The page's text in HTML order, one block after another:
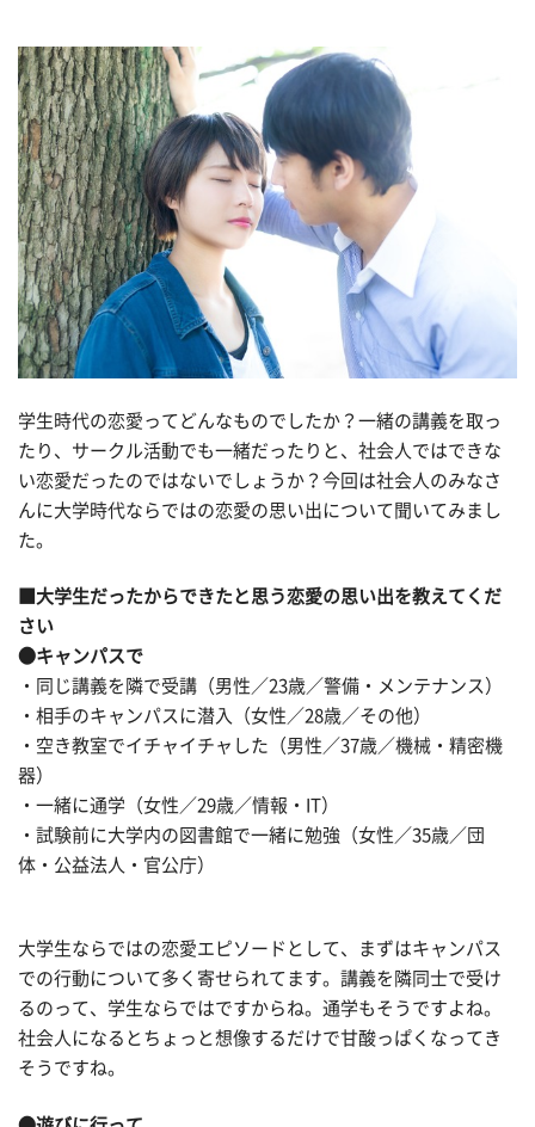
学生時代の恋愛ってどんなものでしたか？一緒の講義を取っ
たり、サークル活動でも一緒だったりと、社会人ではできな
い恋愛だったのではないでしょうか？今回は社会人のみなさ
んに大学時代ならではの恋愛の思い出について聞いてみまし
た。
■大学生だったからできたと思う恋愛の思い出を教えてくだ
さい
●キャンパスで
・同じ講義を隣で受講（男性／23歳／警備・メンテナンス）
・相手のキャンパスに潜入（女性／28歳／その他）
・空き教室でイチャイチャした（男性／37歳／機械・精密機
器）
・一緒に通学（女性／29歳／情報・IT）
・試験前に大学内の図書館で一緒に勉強（女性／35歳／団
体・公益法人・官公庁）
大学生ならではの恋愛エピソードとして、まずはキャンパス
での行動について多く寄せられてます。講義を隣同士で受け
るのって、学生ならではですからね。通学もそうですよね。
社会人になるとちょっと想像するだけで甘酸っぱくなってき
そうですね。